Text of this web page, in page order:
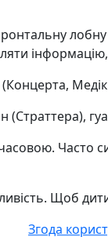
лобну
інформацію,
Часто
Щоб
Згода